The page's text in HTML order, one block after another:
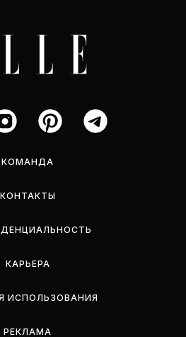
КОМАНДА
КОНТАКТЫ
КАРЬЕРА
ИСПОЛЬЗОВАНИЯ
РЕКЛАМА